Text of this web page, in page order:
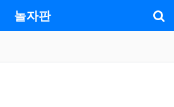
놀자판